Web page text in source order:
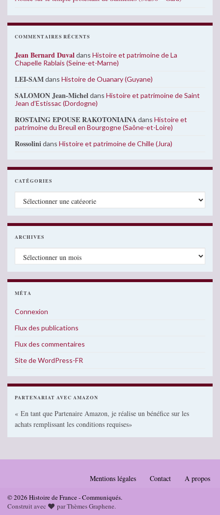
COMMENTAIRES RÉCENTS
Jean Bernard Duvaldans Histoire et patrimoine de La
Chapelle Rablais (Seine-et-Marne)
LEI-SAMdans Histoire de Ouanary (Guyane)
SALOMON Jean-Micheldans Histoire et patrimoine de Saint
Jean d’Estissac (Dordogne)
ROSTAING EPOUSE RAKOTONIAINAdans Histoire et
patrimoine du Breuil en Bourgogne (Saône-et-Loire)
Rossolinidans Histoire et patrimoine de Chille (Jura)
CATÉGORIES
Catégories
ARCHIVES
Archives
MÉTA
Connexion
Flux des publications
Flux des commentaires
Site de WordPress-FR
PARTENARIAT AVEC AMAZON
« En tant que Partenaire Amazon, je réalise un bénéfice sur les
achats remplissant les conditions requises»
Mentions légales Contact A propos
© 2026 Histoire de France - Communiqués.
Construit avec
parThèmes Graphene.